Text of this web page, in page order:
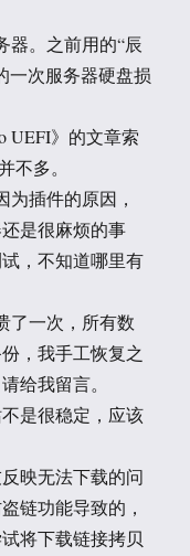
器。之前用的“辰
一次服务器硬盘损
UEFI》的文章索
不多。
为插件的原因，
是很麻烦的事
，不知道哪里有
了一次，所有数
，我手工恢复之
给我留言。
是很稳定，应该
映无法下载的问
链功能导致的，
将下载链接拷贝